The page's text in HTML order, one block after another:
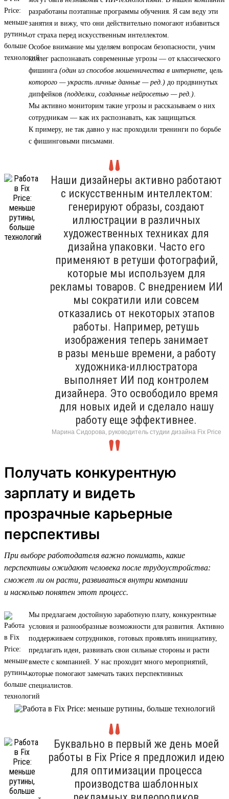
разработаны поэтапные программы обучения. Я сам веду эти
занятия и вижу, что они действительно помогают избавиться
от страха перед искусственным интеллектом.
Особое внимание мы уделяем вопросам безопасности, учим
коллег распознавать современные угрозы — от классического
фишинга (один из способов мошенничества в интернете, цель
которого — украсть личные данные — ред.) до продвинутых
дипфейков (подделки, созданные нейросетью — ред.)
Мы активно мониторим такие угрозы и рассказываем о них
сотрудникам — как их распознавать, как защищаться.
К примеру, не так давно у нас проходили тренинги по борьбе
с фишинговыми письмами.
Наши дизайнеры активно работают
с искусственным интеллектом:
генерируют образы, создают
иллюстрации в различных
художественных техниках для
дизайна упаковки. Часто его
применяют в ретуши фотографий,
которые мы используем для
рекламы товаров. С внедрением ИИ
мы сократили или совсем
отказались от некоторых этапов
работы. Например, ретушь
изображения теперь занимает
в разы меньше времени, а работу
художника-иллюстратора
выполняет ИИ под контролем
дизайнера. Это освободило время
для новых идей и сделало нашу
работу еще эффективнее.
Марина Сидорова, руководитель студии дизайна Fix Price
Получать конкурентную
зарплату и видеть
прозрачные карьерные
перспективы
При выборе работодателя важно понимать, какие
перспективы ожидают человека после трудоустройства:
сможет ли он расти, развиваться внутри компании
и насколько понятен этот процесс.
Мы предлагаем достойную заработную плату, конкурентные
условия и разнообразные возможности для развития. Активно
поддерживаем сотрудников, готовых проявлять инициативу,
предлагать идеи, развивать свои сильные стороны и расти
вместе с компанией. У нас проходит много мероприятий,
которые помогают замечать таких перспективных
специалистов.
Буквально в первый же день моей
работы в Fix Price я предложил идею
для оптимизации процесса
производства шаблонных